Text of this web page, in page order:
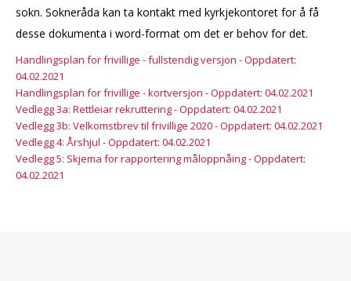
sokn. Sokneråda kan ta kontakt med kyrkjekontoret for å få
desse dokumenta i word-format om det er behov for det.
Handlingsplan for frivillige - fullstendig versjon - Oppdatert:
04.02.2021
Handlingsplan for frivillige - kortversjon - Oppdatert: 04.02.2021
Vedlegg 3a: Rettleiar rekruttering - Oppdatert: 04.02.2021
Vedlegg 3b: Velkomstbrev til frivillige 2020 - Oppdatert: 04.02.2021
Vedlegg 4: Årshjul - Oppdatert: 04.02.2021
Vedlegg 5: Skjema for rapportering måloppnåing - Oppdatert:
04.02.2021